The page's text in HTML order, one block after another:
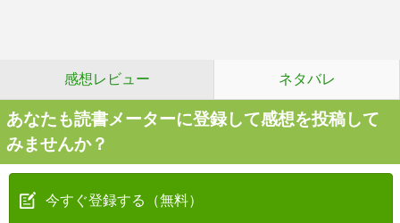
感想レビュー ネタバレ
あなたも読書メーターに登録して感想を投稿して
みませんか？
今すぐ登録する（無料）